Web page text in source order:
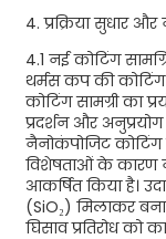
4. प्रक्रिया सुधार और
4.1 नई कोटिंग
थर्मस कप की
कोटिंग सामग्री का
प्रदर्शन और अनुप्रयोग
नैनोकंपोजिट कोटिंग
विशेषताओं के कारण
आकर्षित किया है।
(SiO₂) मिलाकर
घिसाव प्रतिरोध को